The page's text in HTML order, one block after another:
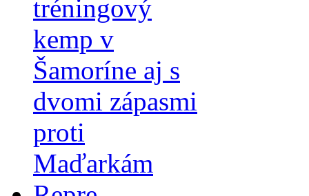
tréningový
kemp v
Šamoríne aj s
dvomi zápasmi
proti
Maďarkám